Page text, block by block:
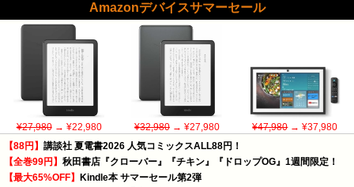
Amazonデバイスサマーセール
¥27,980→ ¥22,980 ¥32,980→ ¥27,980 ¥47,980→ ¥37,980
【88円】 講談社 夏電書2026 人気コミックスALL88円！
【全巻99円】 秋田書店『クローバー』『チキン』『ドロップOG』1週間限定！
【最大65%OFF】
Kindle本 サマーセール第2弾